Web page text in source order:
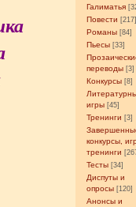
Галиматья
Повести
Романы [84]
Пьесы [33]
переводы [3]
Конкурсы [8]
игры [45]
Тренинги [3]
конкурсы,
тренинги
Тесты [34]
Диспуты и
опросы [120]
Анонсы и